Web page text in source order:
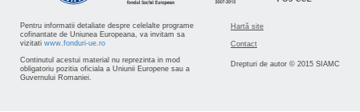
Pentru informatii detaliate despre celelalte programe
cofinantate de Uniunea Europeana, va invitam sa
vizitati www.fonduri-ue.ro
Continutul acestui material nu reprezinta in mod
obligatoriu pozitia oficiala a Uniunii Europene sau a
Guvernului Romaniei.
Hartă site
Contact
Drepturi de autor © 2015 SIAMC